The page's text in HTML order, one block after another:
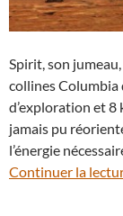
Spirit, son
collines Columbia
d’exploration et 8
jamais pu
l’énergie
Continuer la